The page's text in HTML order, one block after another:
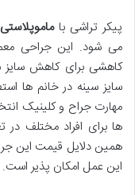
پیکر تراشی باماموپلاستی
می شود. این جراحی
کاهشی برای کاهش سایز
سایز سینه در خانم ها
مهارت جراح و کلینیک
ها برای افراد مختلف در
همین دلایل قیمت این
این عمل امکان پذیر است.